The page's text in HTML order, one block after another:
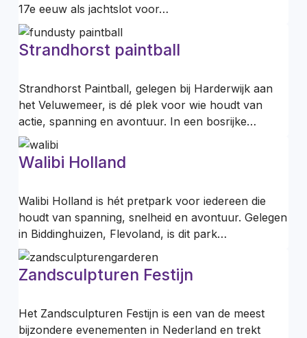
17e eeuw als jachtslot voor…
Strandhorst paintball
Strandhorst Paintball, gelegen bij Harderwijk aan
het Veluwemeer, is dé plek voor wie houdt van
actie, spanning en avontuur. In een bosrijke…
Walibi Holland
Walibi Holland is hét pretpark voor iedereen die
houdt van spanning, snelheid en avontuur. Gelegen
in Biddinghuizen, Flevoland, is dit park…
Zandsculpturen Festijn
Het Zandsculpturen Festijn is een van de meest
bijzondere evenementen in Nederland en trekt